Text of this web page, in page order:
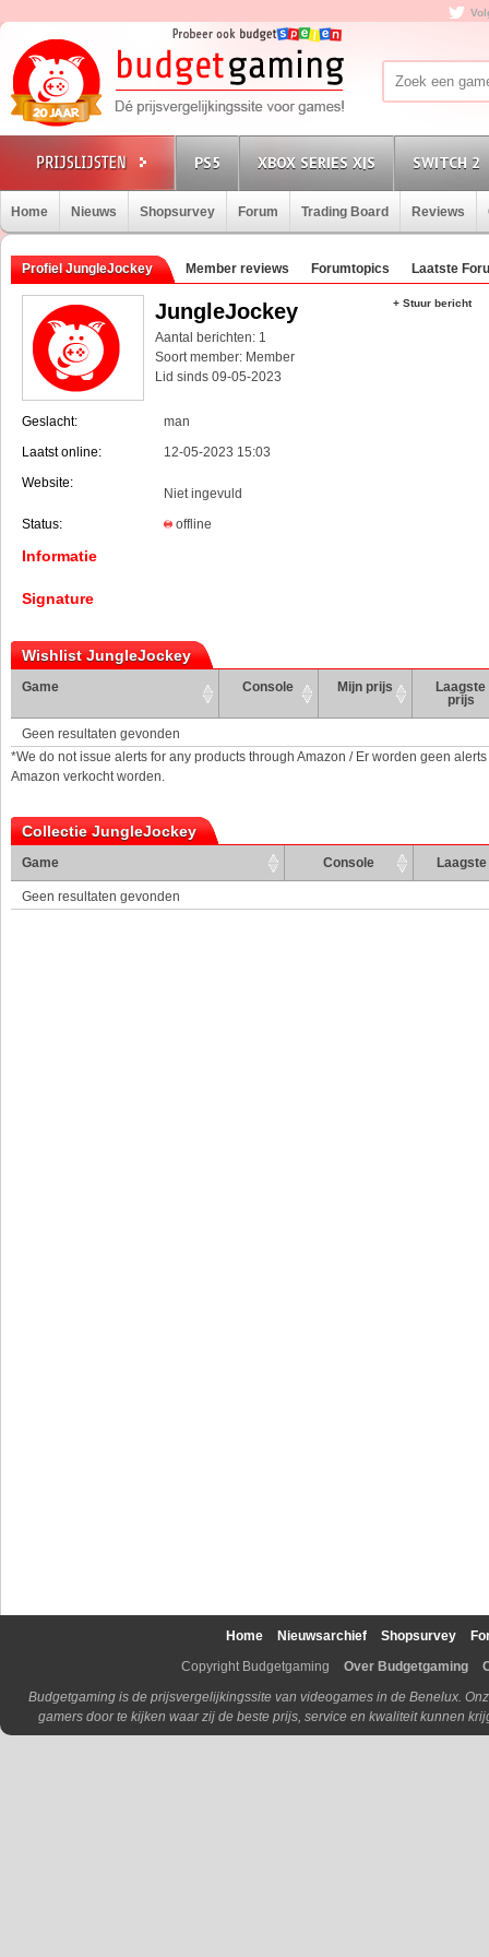
PS5 XBOX SERIES X|S SWITCH 2
Home Nieuws Shopsurvey Forum Trading Board Reviews
Profiel JungleJockey Member reviews Forumtopics Laatste
JungleJockey
Aantal berichten: 1
Soort member: Member
Lid sinds 09-05-2023
Geslacht:
man
Laatst online:
12-05-2023 15:03
Website:
Niet ingevuld
Status:
offline
Informatie
Signature
+ Stuur bericht
Wishlist JungleJockey
Game Console Mijn prijs
Laagste
prijs
Geen resultaten gevonden
*We do not issue alerts for any products through Amazon / Er worden geen
Amazon verkocht worden.
Collectie JungleJockey
Game Console
Geen resultaten gevonden
Home Nieuwsarchief Shopsurvey
Copyright Budgetgaming
Over Budgetgaming
Budgetgaming is de prijsvergelijkingssite van videogames in de Benelux.
gamers door te kijken waar zij de beste prijs, service en kwaliteit kunnen